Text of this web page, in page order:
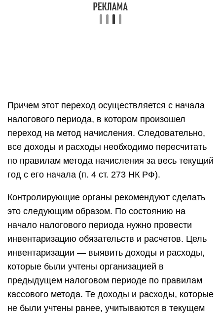
Причем этот переход осуществляется с начала
налогового периода, в котором произошел
переход на метод начисления. Следовательно,
все доходы и расходы необходимо пересчитать
по правилам метода начисления за весь текущий
год с его начала (п. 4 ст. 273 НК РФ).
Контролирующие органы рекомендуют сделать
это следующим образом. По состоянию на
начало налогового периода нужно провести
инвентаризацию обязательств и расчетов. Цель
инвентаризации — выявить доходы и расходы,
которые были учтены организацией в
предыдущем налоговом периоде по правилам
кассового метода. Те доходы и расходы, которые
не были учтены ранее, учитываются в текущем